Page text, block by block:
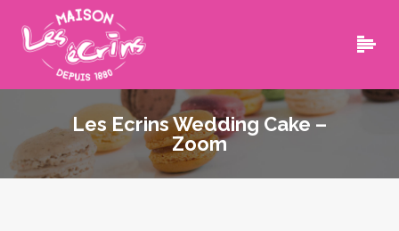
Les Ecrins Wedding Cake –
Zoom